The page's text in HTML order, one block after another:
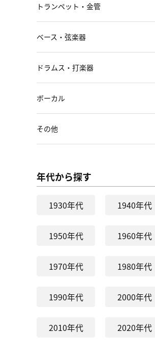
トランペット・金管
ベース・弦楽器
ドラムス・打楽器
ボーカル
その他
年代から探す
1930年代 1940年代
1950年代 1960年代
1970年代 1980年代
1990年代 2000年代
2010年代 2020年代